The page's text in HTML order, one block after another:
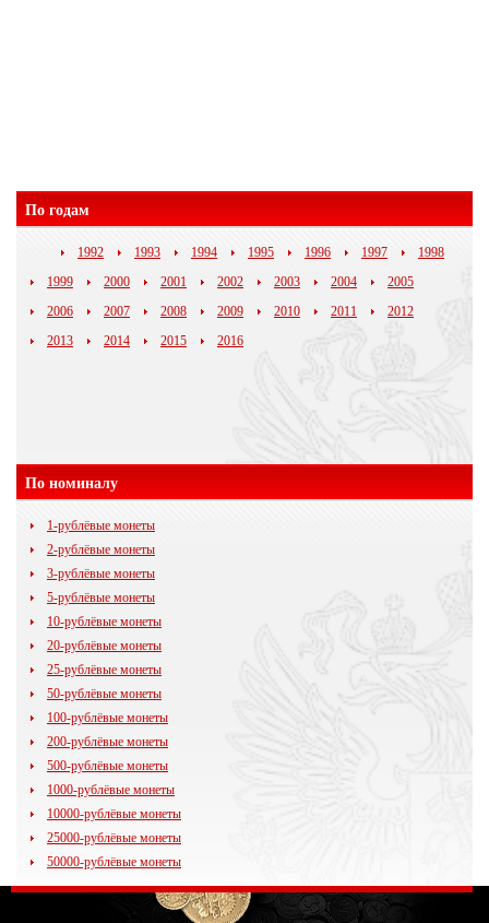
По годам
1992 1993 1994 1995 1996 1997
1998
1999
2000 2001 2002 2003 2004
2005
2006
2007 2008 2009 2010 2011
2012
2013
2014 2015 2016
По номиналу
1-рублёвые монеты
2-рублёвые монеты
3-рублёвые монеты
5-рублёвые монеты
10-рублёвые монеты
20-рублёвые монеты
25-рублёвые монеты
50-рублёвые монеты
100-рублёвые монеты
200-рублёвые монеты
500-рублёвые монеты
1000-рублёвые монеты
10000-рублёвые монеты
25000-рублёвые монеты
50000-рублёвые монеты
35kopeek.ruВсе права защищены.